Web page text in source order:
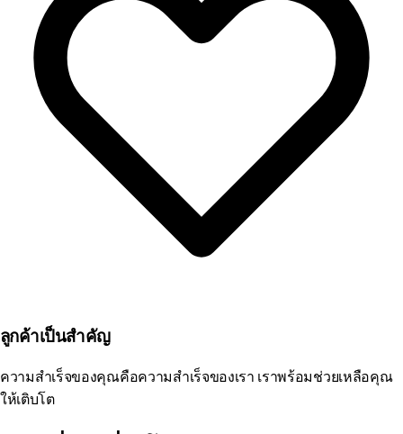
ลูกค้าเป็นสำคัญ
ความสำเร็จของคุณคือความสำเร็จของเรา เราพร้อมช่วยเหลือคุณ
ให้เติบโต